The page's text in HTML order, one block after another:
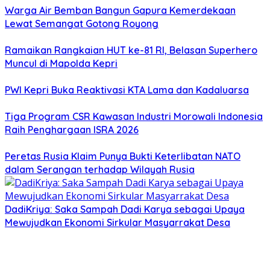
Warga Air Bemban Bangun Gapura Kemerdekaan
Lewat Semangat Gotong Royong
Ramaikan Rangkaian HUT ke-81 RI, Belasan Superhero
Muncul di Mapolda Kepri
PWI Kepri Buka Reaktivasi KTA Lama dan Kadaluarsa
Tiga Program CSR Kawasan Industri Morowali Indonesia
Raih Penghargaan ISRA 2026
Peretas Rusia Klaim Punya Bukti Keterlibatan NATO
dalam Serangan terhadap Wilayah Rusia
DadiKriya: Saka Sampah Dadi Karya sebagai Upaya
Mewujudkan Ekonomi Sirkular Masyarrakat Desa